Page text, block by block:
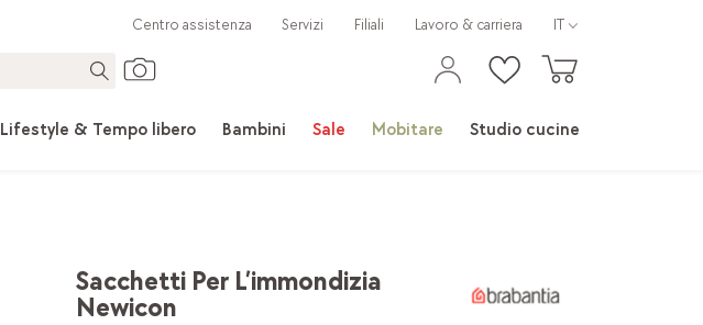
Lifestyle & Tempo libero Bambini Sale Mobitare Studio cucine
Centro assistenza Servizi Filiali Lavoro & carriera IT
Sacchetti Per L’immondizia
Newicon